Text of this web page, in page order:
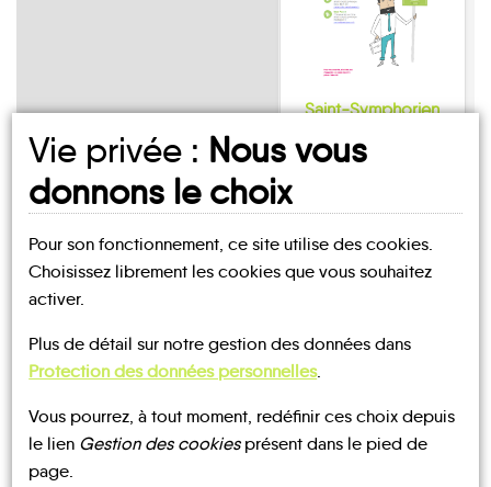
Saint-Symphorien
UN AVIS, UN TÉMOIGNAGE
À PARTAGER ?
CONTACTEZ-NOUS !
Vie privée : Nous vous
donnons le choix
Pour son fonctionnement, ce site utilise des cookies.
Choisissez librement les cookies que vous souhaitez
activer.
Plus de détail sur notre gestion des données dans
Protection des données personnelles.
Vous pourrez, à tout moment, redéfinir ces choix depuis
le lien Gestion des cookiesprésent dans le pied de
page.